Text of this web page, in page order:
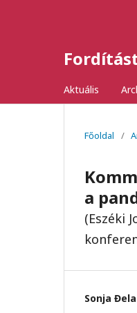
Aktuális
Főoldal /
a
(Eszéki
Sonja